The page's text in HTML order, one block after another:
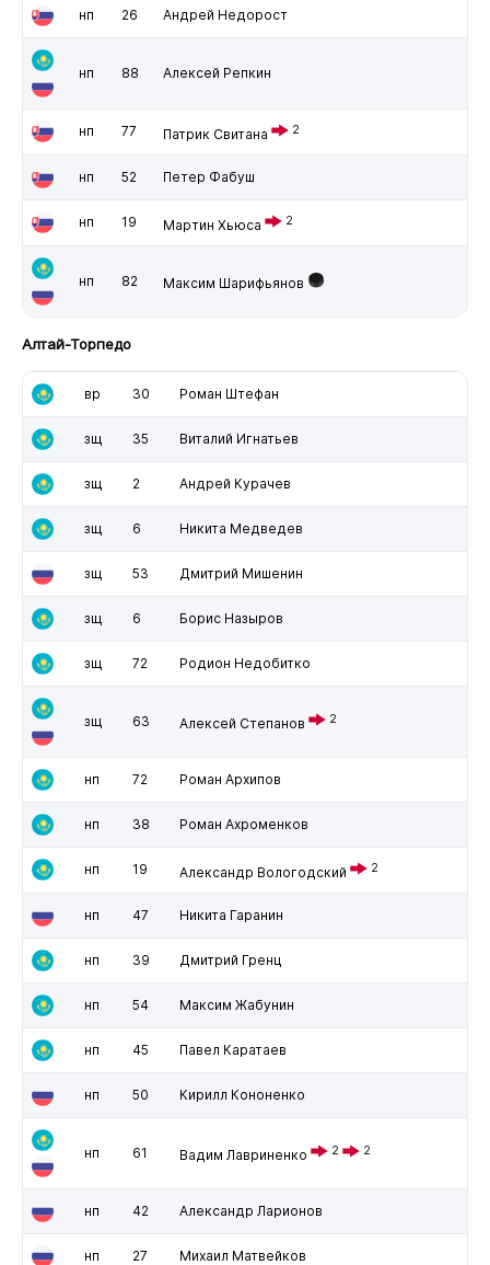
нп 26 Андрей Недорост
нп 88 Алексей Репкин
нп 77 Патрик Свитана 2
нп 52 Петер Фабуш
нп 19 Мартин Хьюса 2
нп 82 Максим Шарифьянов
Алтай-Торпедо
вр 30 Роман Штефан
зщ 35 Виталий Игнатьев
зщ 2 Андрей Курачев
зщ 6 Никита Медведев
зщ 53 Дмитрий Мишенин
зщ 6 Борис Назыров
зщ 72 Родион Недобитко
зщ 63 Алексей Степанов 2
нп 72 Роман Архипов
нп 38 Роман Ахроменков
нп 19 Александр Вологодский 2
нп 47 Никита Гаранин
нп 39 Дмитрий Гренц
нп 54 Максим Жабунин
нп 45 Павел Каратаев
нп 50 Кирилл Кононенко
нп 61 Вадим Лавриненко 2 2
нп 42 Александр Ларионов
нп 27 Михаил Матвейков